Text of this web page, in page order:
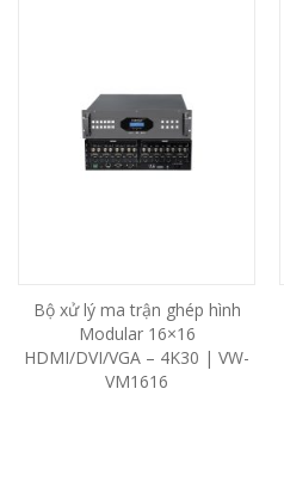
Bộ xử lý ma trận ghép hình
Modular 16×16
HDMI/DVI/VGA – 4K30 | VW-
VM1616